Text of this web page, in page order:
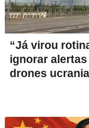
“Já virou
ignorar
drones